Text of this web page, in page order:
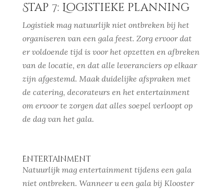
Stap 7: Logistieke planning
Logistiek mag natuurlijk niet ontbreken bij het
organiseren van een gala feest. Zorg ervoor dat
er voldoende tijd is voor het opzetten en afbreken
van de locatie, en dat alle leveranciers op elkaar
zijn afgestemd. Maak duidelijke afspraken met
de catering, decorateurs en het entertainment
om ervoor te zorgen dat alles soepel verloopt op
de dag van het gala.
Entertainment
Natuurlijk mag entertainment tijdens een gala
niet ontbreken. Wanneer u een gala bij Klooster